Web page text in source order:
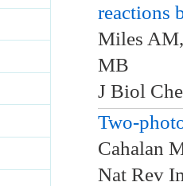
reactions
Miles
MB
J Biol
Two-
Cahalan
Nat Rev